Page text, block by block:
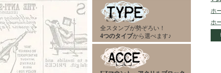
全スタンプが勢ぞろい！
4つのタイプから選べます♪
ホ
ホ